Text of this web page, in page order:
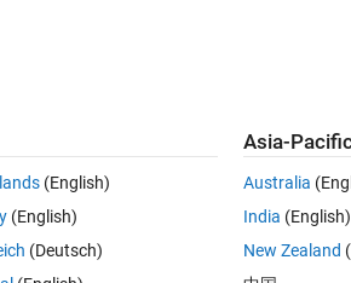
0 voti
il 24
(English)
(English)
(Deutsch)
Asia-
Australia
India (English)
New Zealand